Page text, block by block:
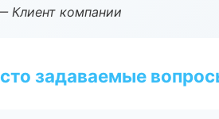
Клиент компании
задаваемые